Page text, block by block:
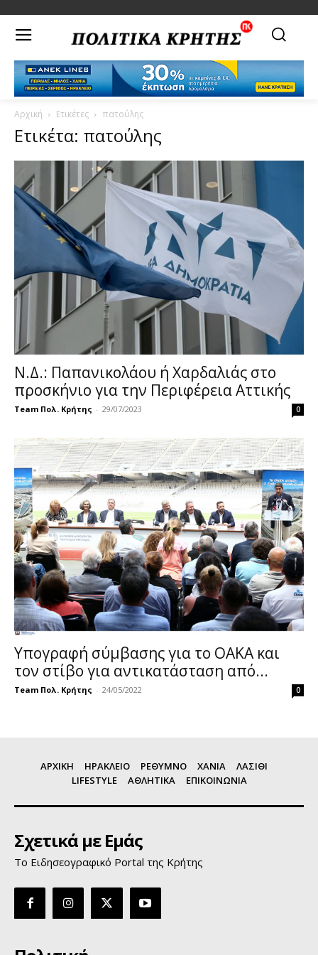
Αρχική Ετικέτες πατούλης
Ετικέτα: πατούλης
Ν.Δ.: Παπανικολάου ή Χαρδαλιάς στο
προσκήνιο για την Περιφέρεια Αττικής
Team Πολ. Κρήτης - 29/07/2023 0
Υπογραφή σύμβασης για το ΟΑΚΑ και
τον στίβο για αντικατάσταση από...
Team Πολ. Κρήτης - 24/05/2022 0
ΑΡΧΙΚΗ ΗΡΑΚΛΕΙΟ ΡΕΘΥΜΝΟ ΧΑΝΙΑ
ΛΑΣΙΘΙ
LIFESTYLE
ΑΘΛΗΤΙΚΑ ΕΠΙΚΟΙΝΩΝΙΑ
Σχετικά με Εμάς
Το Ειδησεογραφικό Portal της Κρήτης